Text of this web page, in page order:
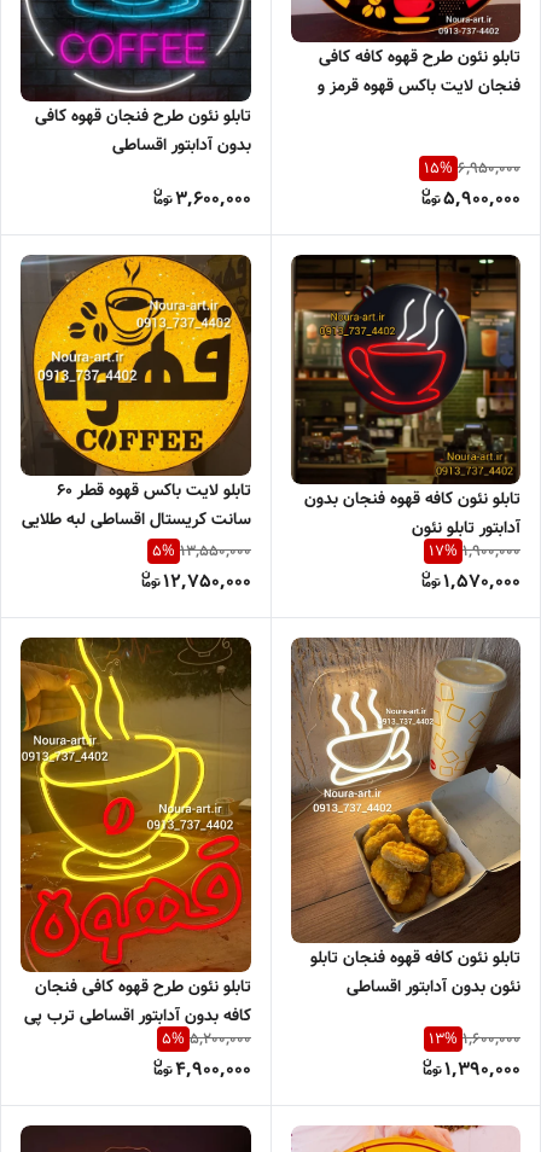
تابلو نئون طرح قهوه کافه کافی
فنجان لایت باکس قهوه قرمز و
6,950,000
15%
5,900,000
تابلو نئون طرح فنجان قهوه کافی
بدون آدابتور اقساطی
3,600,000
تابلو نئون کافه قهوه فنجان بدون
آدابتور تابلو نئون
1,900,000
17%
1,570,000
تابلو لایت باکس قهوه قطر ۶۰
سانت کریستال اقساطی لبه طلایی
چنلیوم
13,550,000
5%
12,750,000
تابلو نئون کافه قهوه فنجان تابلو
نئون بدون آدابتور اقساطی
1,600,000
13%
1,390,000
تابلو نئون طرح قهوه کافی فنجان
کافه بدون آدابتور اقساطی ترب پی
اسنپ پی
5,200,000
5%
4,900,000